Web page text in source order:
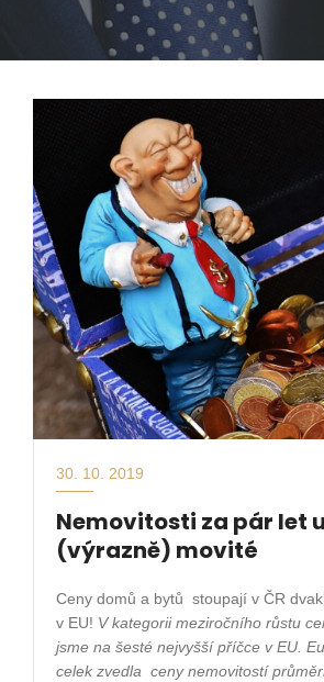
30. 10. 2019
Nemovitosti za pár let
(výrazně) movité
Ceny domů a bytů stoupají v ČR
v EU! V kategorii meziročního růstu
jsme na šesté nejvyšší příčce v EU.
celek zvedla ceny nemovitostí